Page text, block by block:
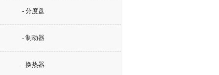
- 分度盘
- 制动器
- 换热器